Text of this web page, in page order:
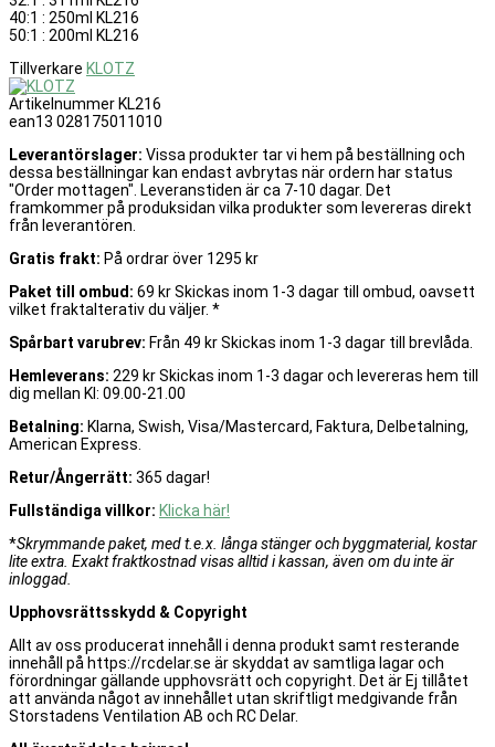
40:1 : 250ml KL216
50:1 : 200ml KL216
Tillverkare KLOTZ
Artikelnummer KL216
ean13 028175011010
Leverantörslager: Vissa produkter tar vi hem på beställning och
dessa beställningar kan endast avbrytas när ordern har status
"Order mottagen". Leveranstiden är ca 7-10 dagar. Det
framkommer på produksidan vilka produkter som levereras direkt
från leverantören.
Gratis frakt: På ordrar över 1295 kr
Paket till ombud: 69 kr Skickas inom 1-3 dagar till ombud, oavsett
vilket fraktalterativ du väljer. *
Spårbart varubrev: Från 49 kr Skickas inom 1-3 dagar till brevlåda.
Hemleverans: 229 kr Skickas inom 1-3 dagar och levereras hem till
dig mellan Kl: 09.00-21.00
Betalning: Klarna, Swish, Visa/Mastercard, Faktura, Delbetalning,
American Express.
Retur/Ångerrätt: 365 dagar!
Fullständiga villkor: Klicka här!
*Skrymmande paket, med t.e.x. långa stänger och byggmaterial, kostar
lite extra. Exakt fraktkostnad visas alltid i kassan, även om du inte är
inloggad.
Upphovsrättsskydd & Copyright
Allt av oss producerat innehåll i denna produkt samt resterande
innehåll på https://rcdelar.se är skyddat av samtliga lagar och
förordningar gällande upphovsrätt och copyright. Det är Ej tillåtet
att använda något av innehållet utan skriftligt medgivande från
Storstadens Ventilation AB och RC Delar.